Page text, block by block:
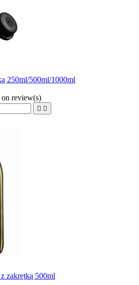
250ml/500ml/1000ml
review(s)
 
zakrętką 500ml